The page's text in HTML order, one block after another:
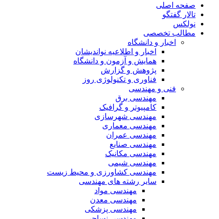
صفحه اصلی
تالار گفتگو
نولکس
مطالب تخصصی
اخبار و دانشگاه
اخبار و اطلاعیه نواندیشان
همایش و آزمون و دانشگاه
پژوهش و گزارش
فناوری و تکنولوژی روز
فنی و مهندسی
مهندسی برق
کامپیوتر و گرافیک
مهندسی شهرسازی
مهندسی معماری
مهندسی عمران
مهندسی صنایع
مهندسی مکانیک
مهندسی شیمی
مهندسی کشاورزی و محیط زیست
سایر رشته های مهندسی
مهندسی مواد
مهندسی معدن
مهندسی پزشکی